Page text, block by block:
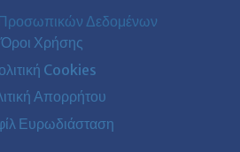
Δεδομένων
Όροι Χρήσης
Cookies
Απορρήτου
Ευρωδιάσταση